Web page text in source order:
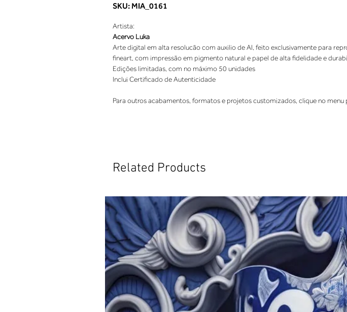
SKU: MIA_0161
Artista:
Acervo Luka
Arte digital em alta resolucão com auxilio de AI, feito exclusivamente para
fineart, com impressão em pigmento natural e papel de alta fidelidade e
Edições limitadas, com no máximo 50 unidades
Inclui Certificado de Autenticidade
Para outros acabamentos, formatos e projetos customizados, clique no menu
Related Products